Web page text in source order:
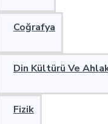
Coğrafya
Din Kültürü Ve
Fizik